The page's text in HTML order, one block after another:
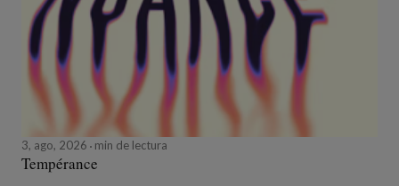
3, ago, 2026 min de lectura
Tempérance